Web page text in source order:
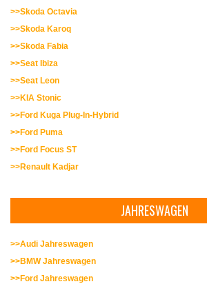
>>Skoda Octavia
>>Skoda Karoq
>>Skoda Fabia
>>Seat Ibiza
>>Seat Leon
>>KIA Stonic
>>Ford Kuga Plug-In-Hybrid
>>Ford Puma
>>Ford Focus ST
>>Renault Kadjar
JAHRESWAGEN
>>Audi Jahreswagen
>>BMW Jahreswagen
>>Ford Jahreswagen